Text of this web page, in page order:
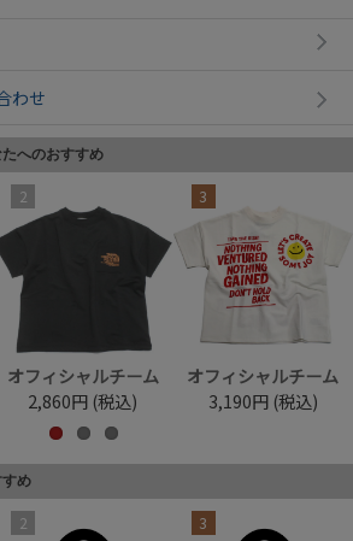
わせ
へのおすすめ
2
オフィシャルチーム
2,860円 (税込)
3
オフィシャルチーム
3,190円 (税込)
すめ
2 3